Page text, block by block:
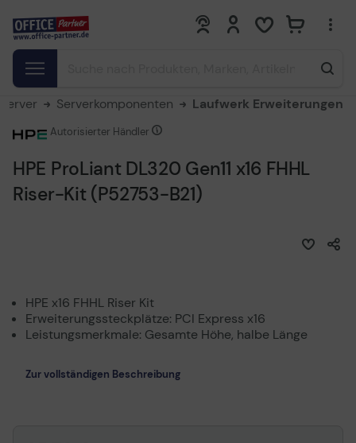
0 0
Server Serverkomponenten Laufwerk Erweiterungen
HPE ProLiant DL320 Gen11 x16 FHHL
Riser-Kit (P52753-B21)
Autorisierter Händler
HPE x16 FHHL Riser Kit
Erweiterungssteckplätze: PCI Express x16
Leistungsmerkmale: Gesamte Höhe, halbe Länge
Zur vollständigen Beschreibung